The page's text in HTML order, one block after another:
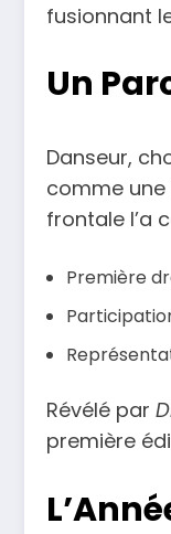
fusionnant
Un
Danseur,
comme une
frontale l’a
Première
Révélé par
première